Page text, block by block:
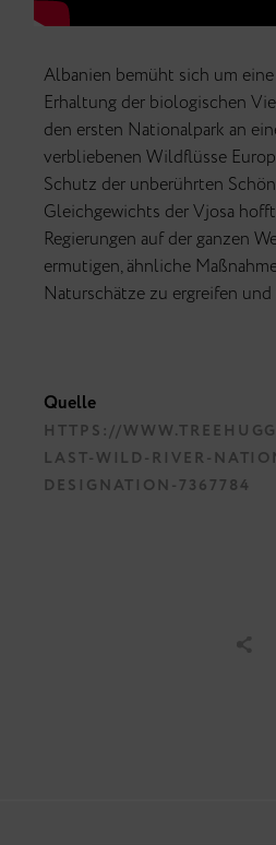
Albanien bemüht sich um
Erhaltung der biologischen
den ersten Nationalpark an
verbliebenen Wildflüsse
Schutz der unberührten
Gleichgewichts der Vjosa hofft
Regierungen auf der ganzen
ermutigen, ähnliche
Naturschätze zu ergreifen
Quelle
HTTPS://
LAST-WILD-RIVER-
DESIGNATION-7367784